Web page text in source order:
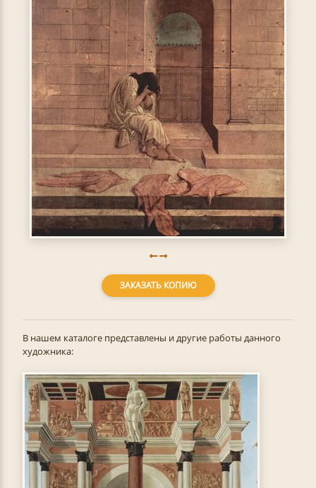
ЗАКАЗАТЬ КОПИЮ
В нашем каталоге представлены и другие работы данного
художника: